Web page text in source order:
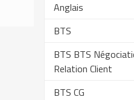
Anglais
BTS
BTS BTS
Relation Client
BTS CG